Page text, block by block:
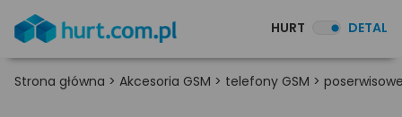
HURT DETAL
Strona główna > Akcesoria GSM > telefony GSM >